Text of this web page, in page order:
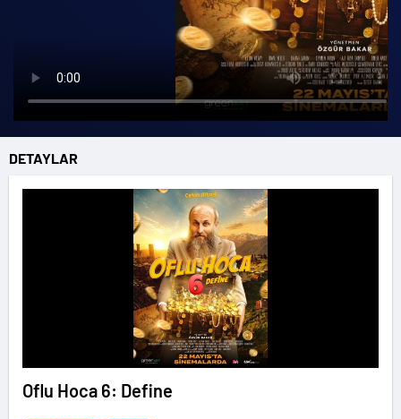
DETAYLAR
Oflu Hoca 6: Define